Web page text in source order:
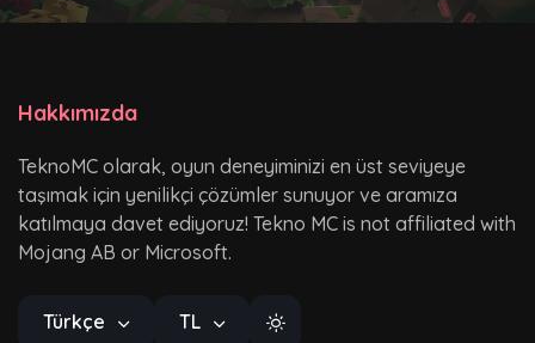
Hakkımızda
TeknoMC olarak, oyun deneyiminizi en üst seviyeye
taşımak için yenilikçi çözümler sunuyor ve aramıza
katılmaya davet ediyoruz! Tekno MC is not affiliated with
Mojang AB or Microsoft.
Türkçe TL